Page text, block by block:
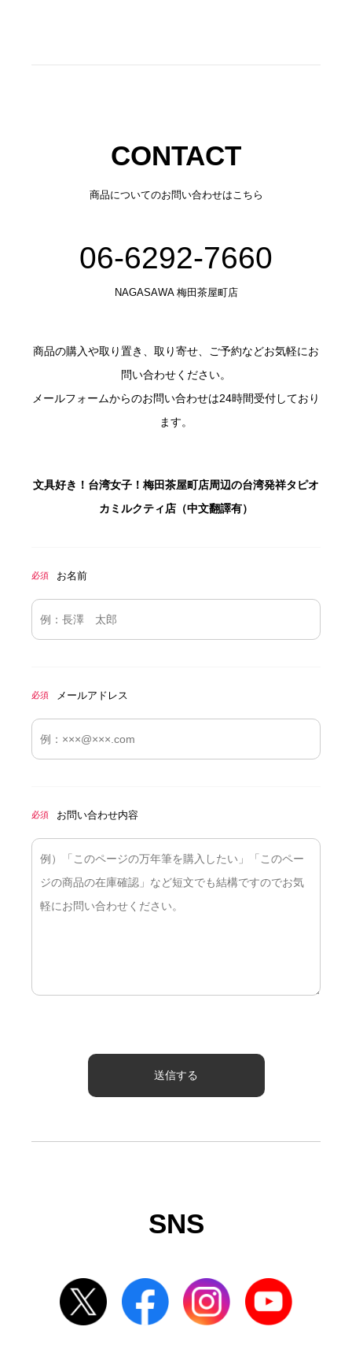
CONTACT
商品についてのお問い合わせはこちら
06-6292-7660
NAGASAWA 梅田茶屋町店
商品の購入や取り置き、取り寄せ、ご予約などお気軽にお
問い合わせください。
メールフォームからのお問い合わせは24時間受付しており
ます。
文具好き！台湾女子！梅田茶屋町店周辺の台湾発祥タピオ
カミルクティ店（中文翻譯有）
必須 お名前
必須 メールアドレス
必須 お問い合わせ内容
SNS